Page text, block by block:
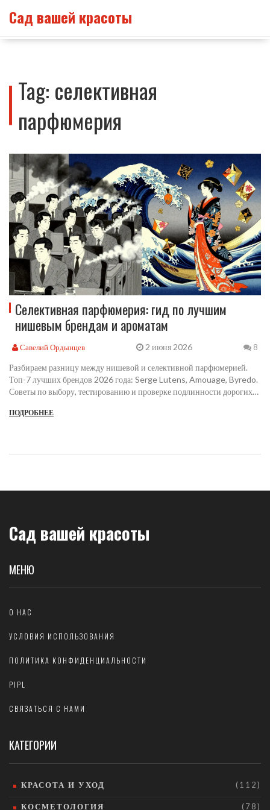
Сад вашей красоты
Tag: селективная
парфюмерия
Селективная парфюмерия: гид по лучшим
нишевым брендам и ароматам
Савелий Ордынцев 2 июня 2026 8
Разбираем разницу между нишевой и селективной парфюмерией.
Топ-7 лучших брендов 2026 года: Serge Lutens, Amouage, Byredo.
Советы по выбору, тестированию и проверке подлинности дорогих
ПОДРОБНЕЕ
Сад вашей красоты
МЕНЮ
О НАС
УСЛОВИЯ ИСПОЛЬЗОВАНИЯ
ПОЛИТИКА КОНФИДЕНЦИАЛЬНОСТИ
PIPL
СВЯЗАТЬСЯ С НАМИ
КАТЕГОРИИ
КРАСОТА И УХОД (112)
КОСМЕТОЛОГИЯ (78)